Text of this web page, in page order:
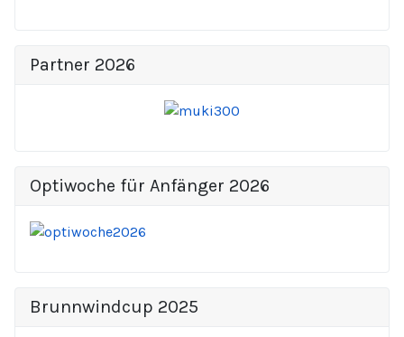
Partner 2026
Optiwoche für Anfänger 2026
Brunnwindcup 2025